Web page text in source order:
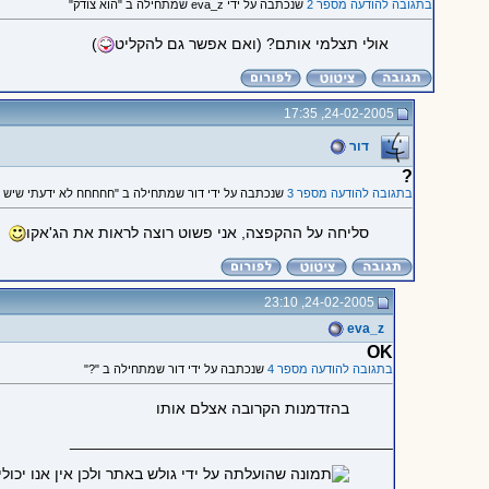
בתגובה להודעה מספר 2 שנכתבה על ידי eva_z שמתחילה ב "הוא צודק"
אולי תצלמי אותם? (ואם אפשר גם להקליט )
24-02-2005, 17:35
דור
?
בתגובה להודעה מספר 3 שנכתבה על ידי דור שמתחילה ב "חחחחח לא ידעתי שיש
סליחה על ההקפצה, אני פשוט רוצה לראות את הג'אקו
24-02-2005, 23:10
eva_z
OK
בתגובה להודעה מספר 4 שנכתבה על ידי דור שמתחילה ב "?"
בהזדמנות הקרובה אצלם אותו